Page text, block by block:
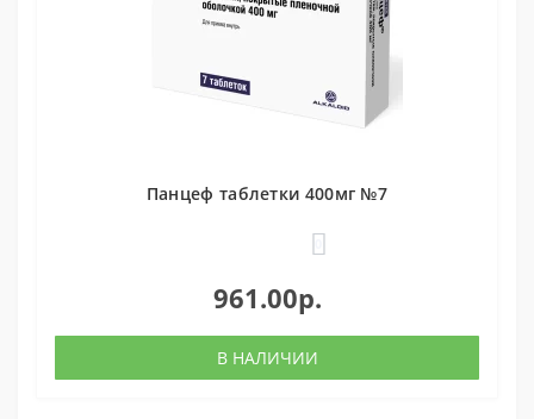
Панцеф таблетки 400мг №7
961.00р.
В НАЛИЧИИ